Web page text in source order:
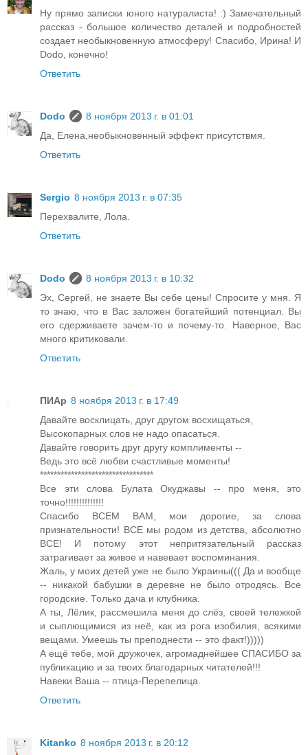
Ну прямо записки юного натуралиста! :) Замечательный
рассказ - большое количество деталей и подробностей
создает необыкновенную атмосферу! Спасибо, Ирина! И
Dodo, конечно!
Ответить
Dodo
8 ноября 2013 г. в 01:01
Да, Елена,необыкновенный эффект присутствмя.
Ответить
Sergio 8 ноября 2013 г. в 07:35
Перехвалите, Лола.
Ответить
Dodo
8 ноября 2013 г. в 10:32
Эх, Сергей, не знаете Вы себе цены! Спросите у мня. Я
то знаю, что в Вас заложен богатейший потенциал. Вы
его сдерживаете зачем-то и почему-то. Наверное, Вас
много критиковали.
Ответить
ПИАр 8 ноября 2013 г. в 17:49
Давайте восклицать, друг другом восхищаться,
Высокопарных слов не надо опасаться.
Давайте говорить друг другу комплименты --
Ведь это всё любви счастливые моменты!
*********************************
Все эти слова Булата Окуджавы -- про меня, это
точно!!!!!!!!!!!!!!
Спасибо ВСЕМ ВАМ, мои дорогие, за слова
признательности! ВСЕ мы родом из детства, абсолютно
ВСЕ! И потому этот непритязательный рассказ
затрагивает за живое и навевает воспоминания.
Жаль, у моих детей уже не было Украины((( Да и вообще
-- никакой бабушки в деревне не было отродясь. Все
городские. Только дача и клубника.
А ты, Лёлик, рассмешила меня до слёз, своей тележкой
и сыплющимися из неё, как из рога изобилия, всякими
вещами. Умеешь ты преподнести -- это факт!)))))
А ещё тебе, мой дружочек, агромаднейшее СПАСИБО за
публикацию и за твоих благодарных читателей!!!
Навеки Ваша -- птица-Перепелица.
Ответить
Kitanko 8 ноября 2013 г. в 20:12